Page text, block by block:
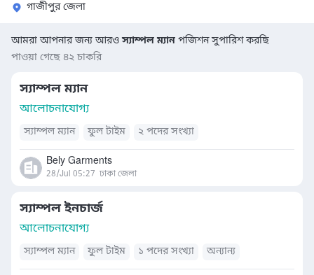
গাজীপুর জেলা
আমরা আপনার জন্য আরওস্যাম্পল ম্যান পজিশন সুপারিশ করছি
পাওয়া গেছে ৪২ চাকরি
স্যাম্পল ম্যান
আলোচনাযোগ্য
স্যাম্পল ম্যান ফুল টাইম ২ পদের সংখ্যা
Bely Garments
28/Jul 05:27 ঢাকা জেলা
স্যাম্পল ইনচার্জ
আলোচনাযোগ্য
স্যাম্পল ম্যান ফুল টাইম ১ পদের সংখ্যা অন্যান্য